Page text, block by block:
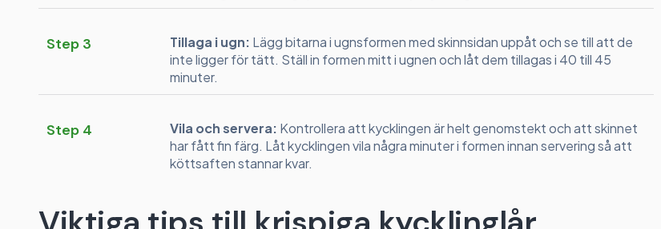
Step 3 Tillaga i ugn: Lägg bitarna i ugnsformen med skinnsidan uppåt och se till att de
inte ligger för tätt. Ställ in formen mitt i ugnen och låt dem tillagas i 40 till 45
minuter.
Step 4 Vila och servera: Kontrollera att kycklingen är helt genomstekt och att skinnet
har fått fin färg. Låt kycklingen vila några minuter i formen innan servering så att
köttsaften stannar kvar.